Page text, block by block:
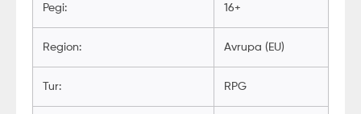
Pegi: 16+
Region: Avrupa (EU)
Tur: RPG